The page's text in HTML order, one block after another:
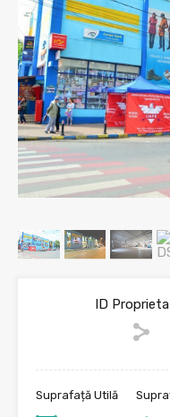
ID
Suprafață Utilă